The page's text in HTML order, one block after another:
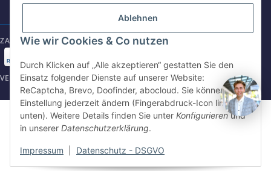
Webseite besuchen
www.intersince-group.de
ZAHLUNGSARTEN
VERSANDARTEN
©2025 Intersince GmbH | powered by Intersince Group
* Alle Preise zzgl. MwSt., zzgl.Versand
** Unverbindliche Verkaufspreisempfehlung des Hersteller
Ablehnen
Wie wir Cookies & Co nutzen
Durch Klicken auf „Alle akzeptieren“ gestatten Sie den
Einsatz folgender Dienste auf unserer Website:
ReCaptcha, Brevo, Doofinder, abocloud. Sie können die
Einstellung jederzeit ändern (Fingerabdruck-Icon links
unten). Weitere Details finden Sie unter Konfigurierenund
in unserer Datenschutzerklärung.
Impressum Datenschutz - DSGVO